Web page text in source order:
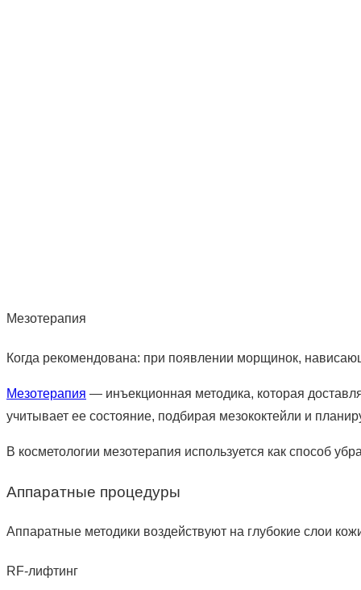
Мезотерапия
Когда рекомендована: при появлении морщинок,
Мезотерапия — инъекционная методика, которая
учитывает ее состояние, подбирая мезококтейли и
В косметологии мезотерапия используется как способ
Аппаратные процедуры
Аппаратные методики воздействуют на глубокие слои
RF-лифтинг